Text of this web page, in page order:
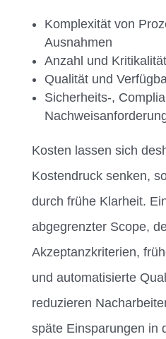
Komplexität von
Ausnahmen
Anzahl und
Qualität und
Sicherheits-,
Kosten lassen sich
Kostendruck senken,
durch frühe Klarheit.
abgegrenzter Scope,
Akzeptanzkriterien,
und automatisierte
reduzieren
späte Einsparungen in